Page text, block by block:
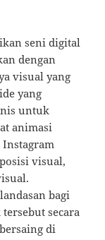
seni digital
dengan
visual yang
yang
untuk
animasi
Instagram
visual,
bagi
secara
di